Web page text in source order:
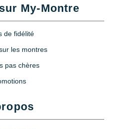
My-Montre
de fidélité
les montres
pas chères